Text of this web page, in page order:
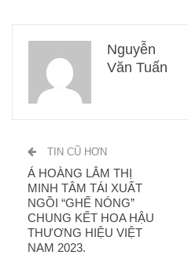
Nguyễn
Văn Tuấn
TIN CŨ HƠN
Á HOÀNG LÂM THỊ
MINH TÂM TÁI XUẤT
NGỒI “GHẾ NÓNG”
CHUNG KẾT HOA HẬU
THƯƠNG HIỆU VIỆT
NAM 2023.